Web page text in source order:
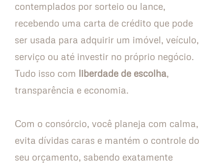
contemplados por sorteio ou lance,
recebendo uma carta de crédito que pode
ser usada para adquirir um imóvel, veículo,
serviço ou até investir no próprio negócio.
Tudo isso com liberdade de escolha,
transparência e economia.
Com o consórcio, você planeja com calma,
evita dívidas caras e mantém o controle do
seu orçamento, sabendo exatamente